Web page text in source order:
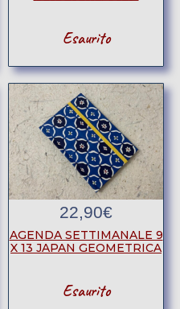
Esaurito
22,90€
AGENDA SETTIMANALE 9
X 13 JAPAN GEOMETRICA
Esaurito